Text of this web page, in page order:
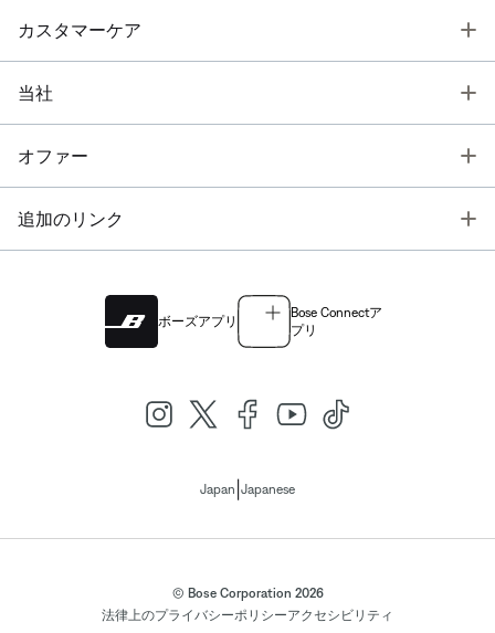
カスタマーケア
当社
オファー
追加のリンク
ボーズアプリ
Bose Connectア
プリ
Japan Japanese
© Bose Corporation 2026
法律上のプライバシーポリシーアクセシビリティ